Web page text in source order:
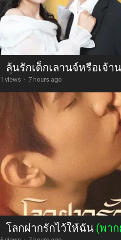
ลุ้นรักเด็กเลานจ์หรือเจ้า
1 views · 7 hours ago
โลกฝากรักไว้ให้ฉัน (พา